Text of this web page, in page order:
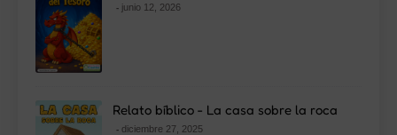
junio 12, 2026
Relato bíblico - La casa sobre la roca
diciembre 27, 2025